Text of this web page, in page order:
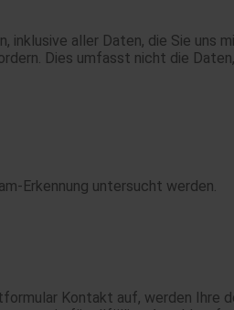
aller Daten, die Sie uns
Dies umfasst nicht die
Erkennung untersucht werden.
Kontakt auf, werden Ihre